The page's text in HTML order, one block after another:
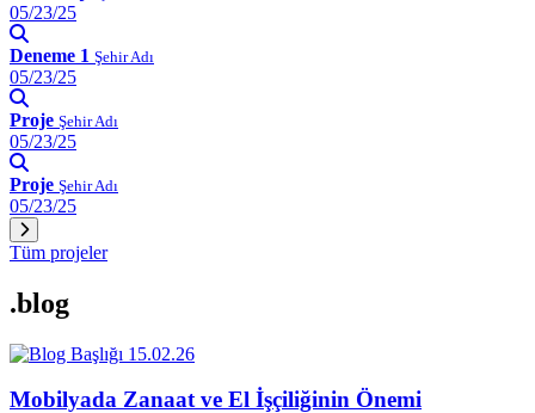
05/23/25
Deneme 1 Şehir Adı
05/23/25
Proje Şehir Adı
05/23/25
Proje Şehir Adı
05/23/25
Tüm projeler
.blog
15.02.26
Mobilyada Zanaat ve El İşçiliğinin Önemi